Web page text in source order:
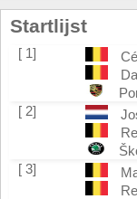
Startlijst
[ 1]
[ 2]
[ 3]